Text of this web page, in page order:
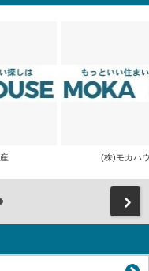
産 (株)モカハ